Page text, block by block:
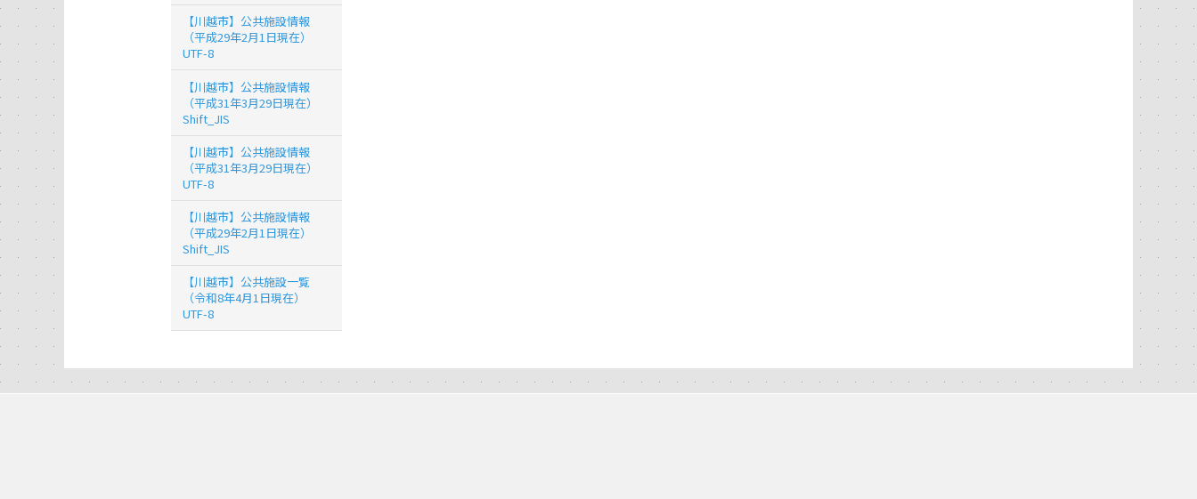
【川越市】公共施設情報
（平成29年2月1日現在）
UTF-8
【川越市】公共施設情報
（平成31年3月29日現在）
Shift_JIS
【川越市】公共施設情報
（平成31年3月29日現在）
UTF-8
【川越市】公共施設情報
（平成29年2月1日現在）
Shift_JIS
【川越市】公共施設一覧
（令和8年4月1日現在）
UTF-8